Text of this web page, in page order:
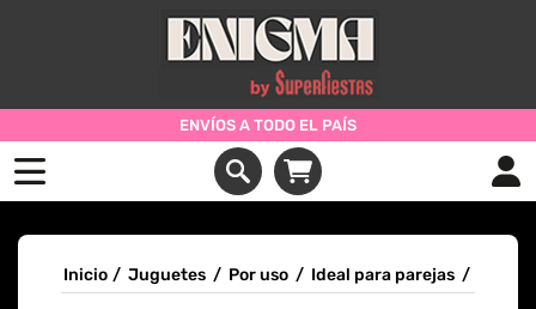
ENVÍOS A TODO EL PAÍS
Inicio / Juguetes / Por uso / Ideal para parejas /